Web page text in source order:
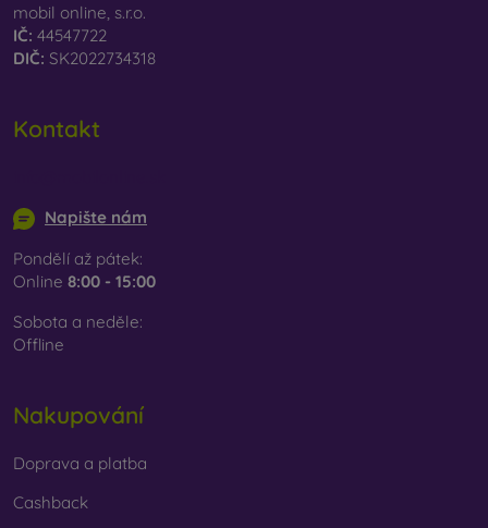
mobil online, s.r.o.
IČ: 44547722
DIČ: SK2022734318
Kontakt
Napište nám
Pondělí až pátek:
Online 8:00 - 15:00
Sobota a neděle:
Offline
Nakupování
Doprava a platba
Cashback